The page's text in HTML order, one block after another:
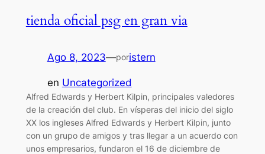
tienda oficial psg en gran via
Ago 8, 2023—poristern
en Uncategorized
Alfred Edwards y Herbert Kilpin, principales valedores
de la creación del club. En vísperas del inicio del siglo
XX los ingleses Alfred Edwards y Herbert Kilpin, junto
con un grupo de amigos y tras llegar a un acuerdo con
unos empresarios, fundaron el 16 de diciembre de